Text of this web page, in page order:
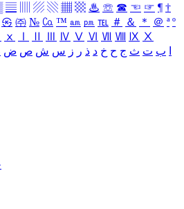
▤ ▨ ▧ ▦ ▩ ♨ ☏ ☎ ☜ ☞ ¶ †
㉿ ㈜ № ㏇ ™ ㏂ ㏘ ℡ ＃ ＆ ＊ ＠ ª º
ⅹ Ⅳ Ⅴ Ⅵ Ⅶ Ⅷ Ⅸ Ⅹ
ب ت ث ج ح خ د ذ ر ز س ش ص ض